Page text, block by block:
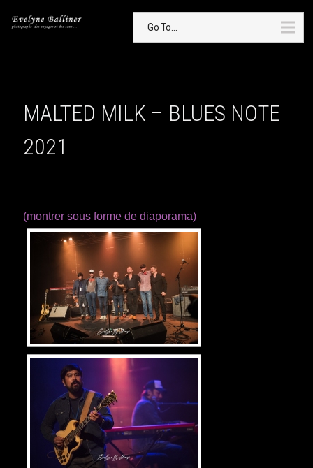
Go To...
MALTED MILK – BLUES NOTE
2021
(montrer sous forme de diaporama)